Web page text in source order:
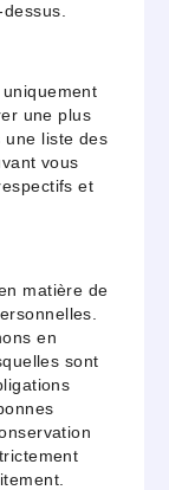
une plus
une liste des
vous
et
matière de
en
sont